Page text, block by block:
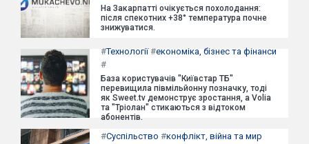
На Закарпатті очікується похолодання:
після спекотних +38° температура почне
знижуватися.
#Технології#економіка, бізнес та фінанси
#
База користувачів "Київстар ТБ"
перевищила півмільйонну позначку, тоді
як Sweet.tv демонструє зростання, а Volia
та "Тріолан" стикаються з відтоком
абонентів.
#Суспільство #конфлікт, війна та мир